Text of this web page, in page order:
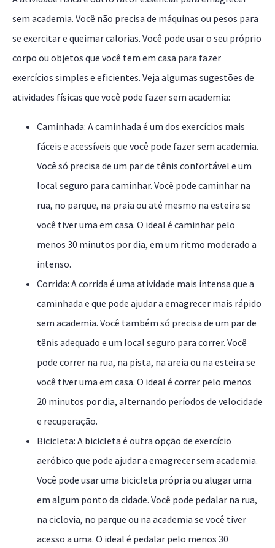
sem academia. Você não precisa de máquinas ou pesos para
se exercitar e queimar calorias. Você pode usar o seu próprio
corpo ou objetos que você tem em casa para fazer
exercícios simples e eficientes. Veja algumas sugestões de
atividades físicas que você pode fazer sem academia:
Caminhada: A caminhada é um dos exercícios mais
fáceis e acessíveis que você pode fazer sem academia.
Você só precisa de um par de tênis confortável e um
local seguro para caminhar. Você pode caminhar na
rua, no parque, na praia ou até mesmo na esteira se
você tiver uma em casa. O ideal é caminhar pelo
menos 30 minutos por dia, em um ritmo moderado a
intenso.
Corrida: A corrida é uma atividade mais intensa que a
caminhada e que pode ajudar a emagrecer mais rápido
sem academia. Você também só precisa de um par de
tênis adequado e um local seguro para correr. Você
pode correr na rua, na pista, na areia ou na esteira se
você tiver uma em casa. O ideal é correr pelo menos
20 minutos por dia, alternando períodos de velocidade
e recuperação.
Bicicleta: A bicicleta é outra opção de exercício
aeróbico que pode ajudar a emagrecer sem academia.
Você pode usar uma bicicleta própria ou alugar uma
em algum ponto da cidade. Você pode pedalar na rua,
na ciclovia, no parque ou na academia se você tiver
acesso a uma. O ideal é pedalar pelo menos 30